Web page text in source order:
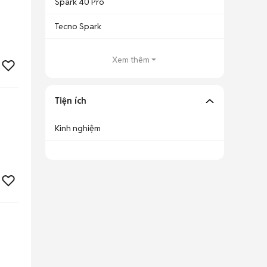
Tecno Spark
Xem thêm
Tiện ích
Kinh nghiệm